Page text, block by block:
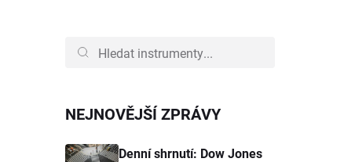
NEJNOVĚJŠÍ ZPRÁVY
Denní shrnutí: Dow Jones